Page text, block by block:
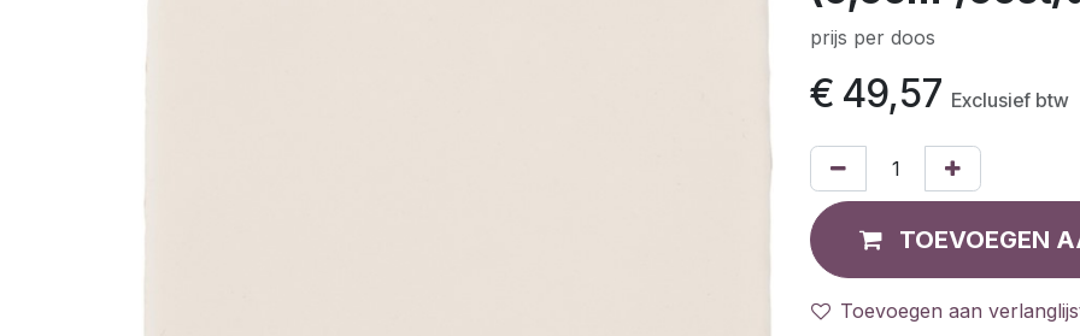
prijs per doos
€ 49,57 Exclusief btw
TOEVOEGEN
Toevoegen aan